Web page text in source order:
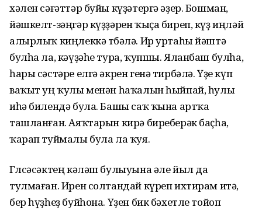
хәлен сәғәттәр буйы күҙәтергә әҙер. Бошман,
йәшкелт-зәңгәр күҙҙәрен ҡыҫа биреп, күҙ иңләй
алырлыҡ киңлеккә төбәлә. Ир уртаһы йәштә
булһа ла, кәүҙәһе тура, ҡупшы. Яланбаш булһа,
һары сәстәре елгә әкрен генә тирбәлә. Үҙе күп
ваҡыт уң ҡулы менән һаҡалын һыйпай, һулы
иһә билендә була. Башы саҡ ҡына артҡа
ташланған. Аяҡтарын кирә биреберәк баҫһа,
ҡарап туймалы була ла ҡуя.
Гөлсәсәктең кәләш булыуына әле йыл да
тулмаған. Ирен солтандай күреп ихтирам итә,
бер һүҙһеҙ буйһона. Үҙен бик бәхетле тойоп